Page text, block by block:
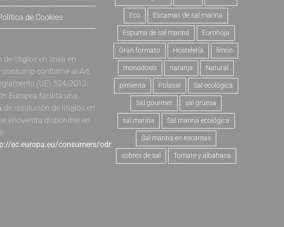
de Cookies
de litigios en línea en
consumo conforme al Art.
(UE) 524/2013:
Europea facilita una
de resolución de litigios en
encuentra disponible en
ec.europa.eu/consumers/odr.
Eco Escamas de sal marina
Espuma de sal marina Eurohoja
Gran formato Hostelería limón
monodosis naranja Natural
pimienta Polasal Sal ecológica
Sal gourmet sal gruesa
sal marina Sal marina ecológica
Sal marina en escamas
sobres de sal Tomate y albahaca